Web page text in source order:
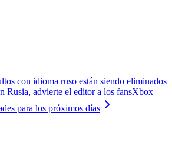
con idioma ruso están siendo eliminados
Rusia, advierte el editor a los fansXbox
para los próximos días